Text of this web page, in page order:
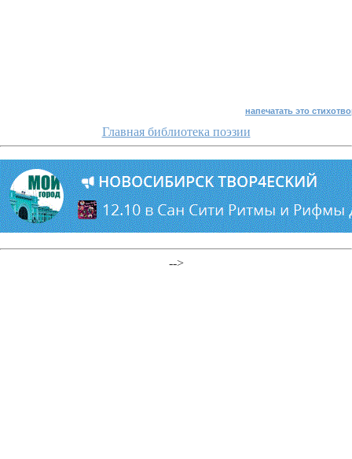
напечатать это
Главная библиотека поэзии
-->